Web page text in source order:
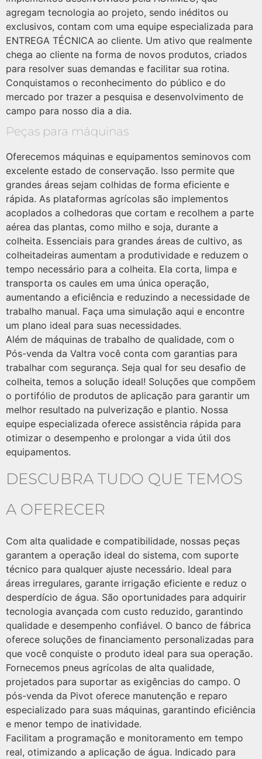
agregam tecnologia ao projeto, sendo inéditos ou
exclusivos, contam com uma equipe especializada para
ENTREGA TÉCNICA ao cliente. Um ativo que realmente
chega ao cliente na forma de novos produtos, criados
para resolver suas demandas e facilitar sua rotina.
Conquistamos o reconhecimento do público e do
mercado por trazer a pesquisa e desenvolvimento de
campo para nosso dia a dia.
Peças para máquinas
Oferecemos máquinas e equipamentos seminovos com
excelente estado de conservação. Isso permite que
grandes áreas sejam colhidas de forma eficiente e
rápida. As plataformas agrícolas são implementos
acoplados a colhedoras que cortam e recolhem a parte
aérea das plantas, como milho e soja, durante a
colheita. Essenciais para grandes áreas de cultivo, as
colheitadeiras aumentam a produtividade e reduzem o
tempo necessário para a colheita. Ela corta, limpa e
transporta os caules em uma única operação,
aumentando a eficiência e reduzindo a necessidade de
trabalho manual. Faça uma simulação aqui e encontre
um plano ideal para suas necessidades.
Além de máquinas de trabalho de qualidade, com o
Pós-venda da Valtra você conta com garantias para
trabalhar com segurança. Seja qual for seu desafio de
colheita, temos a solução ideal! Soluções que compõem
o portifólio de produtos de aplicação para garantir um
melhor resultado na pulverização e plantio. Nossa
equipe especializada oferece assistência rápida para
otimizar o desempenho e prolongar a vida útil dos
equipamentos.
DESCUBRA TUDO QUE TEMOS
A OFERECER
Com alta qualidade e compatibilidade, nossas peças
garantem a operação ideal do sistema, com suporte
técnico para qualquer ajuste necessário. Ideal para
áreas irregulares, garante irrigação eficiente e reduz o
desperdício de água. São oportunidades para adquirir
tecnologia avançada com custo reduzido, garantindo
qualidade e desempenho confiável. O banco de fábrica
oferece soluções de financiamento personalizadas para
que você conquiste o produto ideal para sua operação.
Fornecemos pneus agrícolas de alta qualidade,
projetados para suportar as exigências do campo. O
pós-venda da Pivot oferece manutenção e reparo
especializado para suas máquinas, garantindo eficiência
e menor tempo de inatividade.
Facilitam a programação e monitoramento em tempo
real, otimizando a aplicação de água. Indicado para